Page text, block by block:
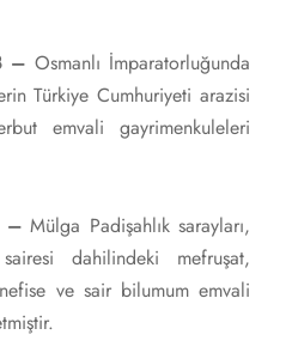
– Osmanlı İmparatorluğunda
Türkiye Cumhuriyeti arazisi
emvali gayrimenkuleleri
–Mülga Padişahlık sarayları,
dahilindeki mefruşat,
ve sair bilumum emvali